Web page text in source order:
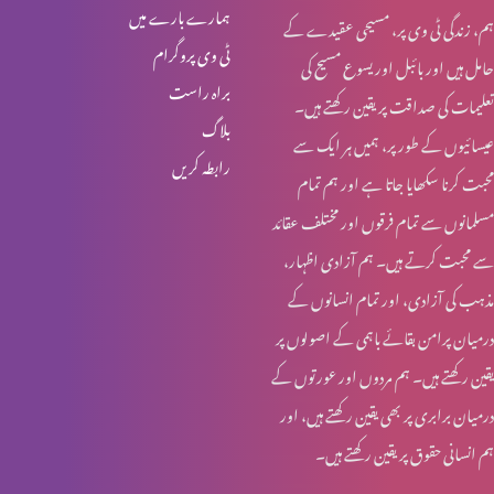
خواجہ سرا کا مقام کلام مقدس میں (حصہ 1)
قربانی کا گوشت اور خواتین کی زمداری
کرسمس اسپیشل: یسوع مسیح کا نسب نامہ اور خواتین
روزہ اور عورت کے شرعی مسایل (حصہ 4)
روزہ اور عورت کے شرعی مسایل (حصہ 3)
ہمارے بارے میں
ٹی وی پروگرام
براہ راست
بلاگ
رابطہ کریں
ہم، زندگی ٹی وی پر، مسیحی عقیدے کے
حامل ہیں اور بائبل اور یسوع مسیح کی
تعلیمات کی صداقت پر یقین رکھتے ہیں۔
عیسائیوں کے طور پر، ہمیں ہر ایک سے
محبت کرنا سکھایا جاتا ہے اور ہم تمام
مسلمانوں سے تمام فرقوں اور مختلف عقائد
سے محبت کرتے ہیں۔ ہم آزادی اظہار،
مذہب کی آزادی، اور تمام انسانوں کے
درمیان پرامن بقائے باہمی کے اصولوں پر
یقین رکھتے ہیں۔ ہم مردوں اور عورتوں کے
درمیان برابری پر بھی یقین رکھتے ہیں، اور
ہم انسانی حقوق پر یقین رکھتے ہیں۔